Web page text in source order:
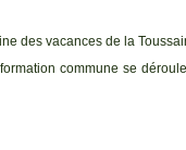
des vacances de la
commune se